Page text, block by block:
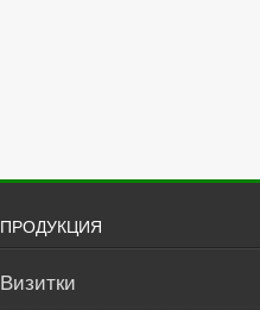
ПРОДУКЦИЯ
Визитки